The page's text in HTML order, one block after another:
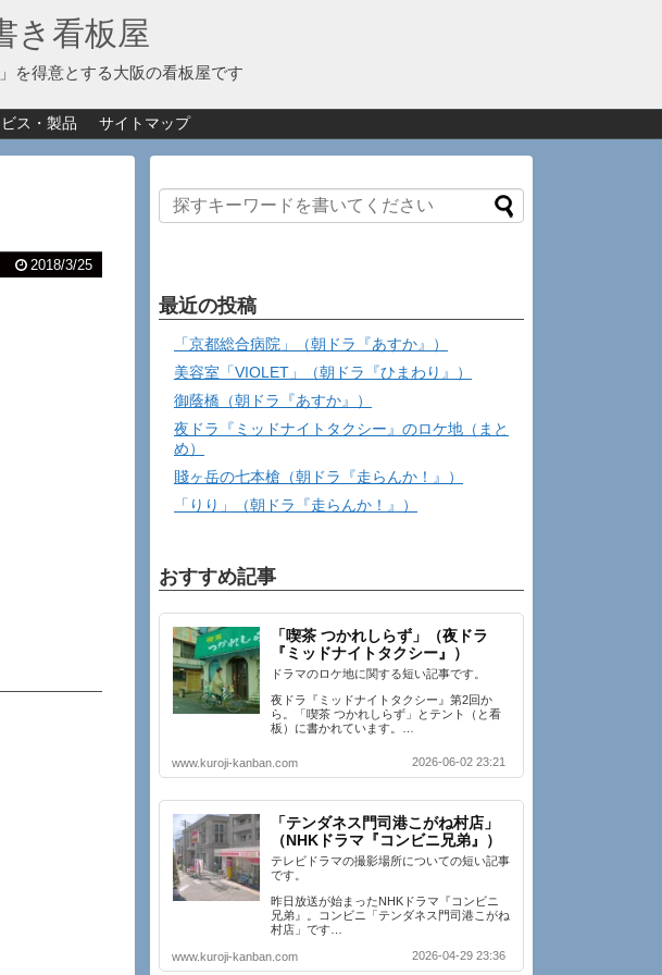
き看板屋
を得意とする大阪の看板屋です
ス・製品 サイトマップ
2018/3/25
最近の投稿
「京都総合病院」（朝ドラ『あすか』）
美容室「VIOLET」（朝ドラ『ひまわり』）
御蔭橋（朝ドラ『あすか』）
夜ドラ『ミッドナイトタクシー』のロケ地（まと
め）
賤ヶ岳の七本槍（朝ドラ『走らんか！』）
「りり」（朝ドラ『走らんか！』）
おすすめ記事
「喫茶 つかれしらず」（夜ドラ
『ミッドナイトタクシー』）
ドラマのロケ地に関する短い記事です。
夜ドラ『ミッドナイトタクシー』第2回か
ら。「喫茶 つかれしらず」とテント（と看
板）に書かれています。…
www.kuroji-kanban.com 2026-06-02 23:21
「テンダネス門司港こがね村店」
（NHKドラマ『コンビニ兄弟』）
テレビドラマの撮影場所についての短い記事
です。
昨日放送が始まったNHKドラマ『コンビニ
兄弟』。コンビニ「テンダネス門司港こがね
村店」です…
www.kuroji-kanban.com 2026-04-29 23:36